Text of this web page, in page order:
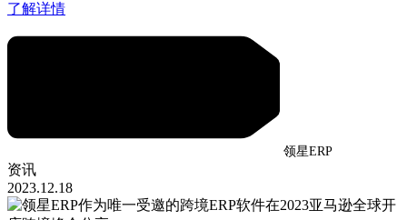
了解详情
领星ERP
资讯
2023.12.18